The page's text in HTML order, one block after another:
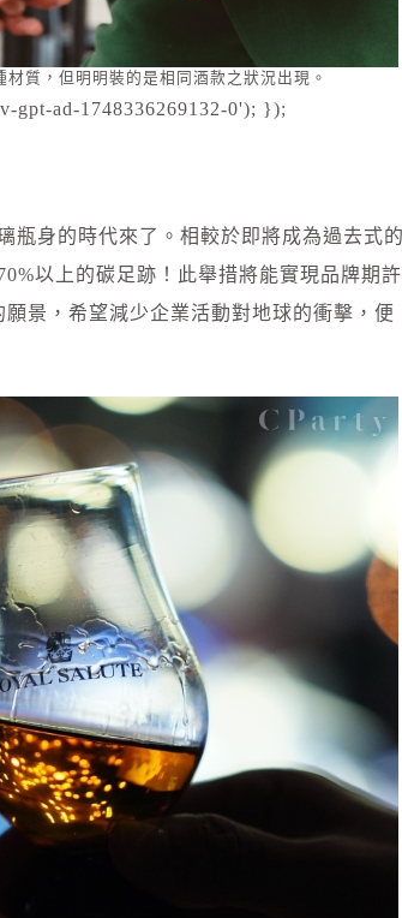
質，但明明裝的是相同酒款之狀況出現。
gpt-ad-1748336269132-0'); });
瓶身的時代來了。相較於即將成為過去式的
以上的碳足跡！此舉措將能實現品牌期許
景，希望減少企業活動對地球的衝擊，便